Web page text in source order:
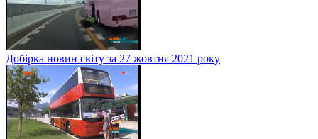
Добірка новин світу за 27 жовтня 2021 року